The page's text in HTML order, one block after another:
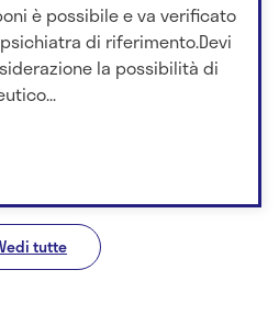
è possibile e va verificato
di riferimento.Devi
la possibilità di
Vedi tutte